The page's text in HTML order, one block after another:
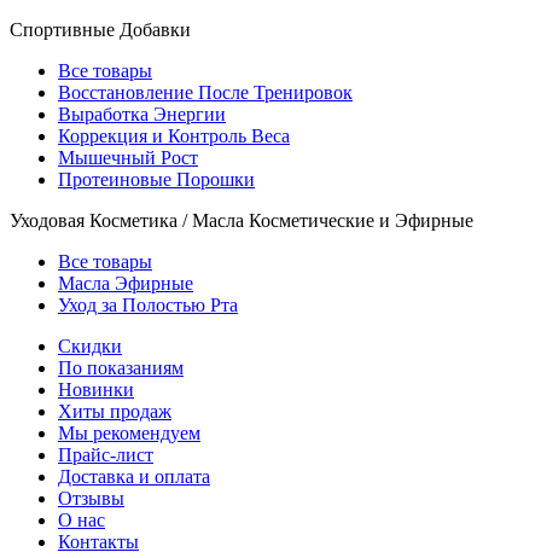
Спортивные Добавки
Все товары
Восстановление После Тренировок
Выработка Энергии
Коррекция и Контроль Веса
Мышечный Рост
Протеиновые Порошки
Уходовая Косметика / Масла Косметические и Эфирные
Все товары
Масла Эфирные
Уход за Полостью Рта
Скидки
По показаниям
Новинки
Хиты продаж
Мы рекомендуем
Прайс-лист
Доставка и оплата
Отзывы
О нас
Контакты